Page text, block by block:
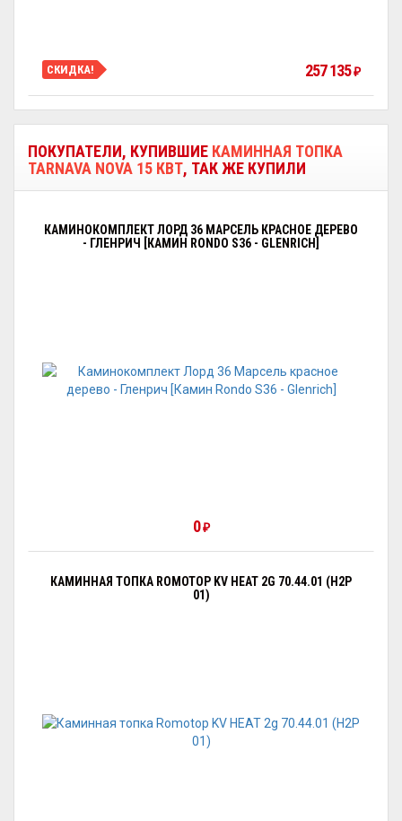
СКИДКА! 257 135 ₽
ПОКУПАТЕЛИ, КУПИВШИЕ КАМИННАЯ ТОПКА
TARNAVA NOVA 15 КВТ, ТАК ЖЕ КУПИЛИ
КАМИНОКОМПЛЕКТ ЛОРД 36 МАРСЕЛЬ КРАСНОЕ ДЕРЕВО
- ГЛЕНРИЧ [КАМИН RONDO S36 - GLENRICH]
0 ₽
КАМИННАЯ ТОПКА ROMOTOP KV HEAT 2G 70.44.01 (H2P
01)